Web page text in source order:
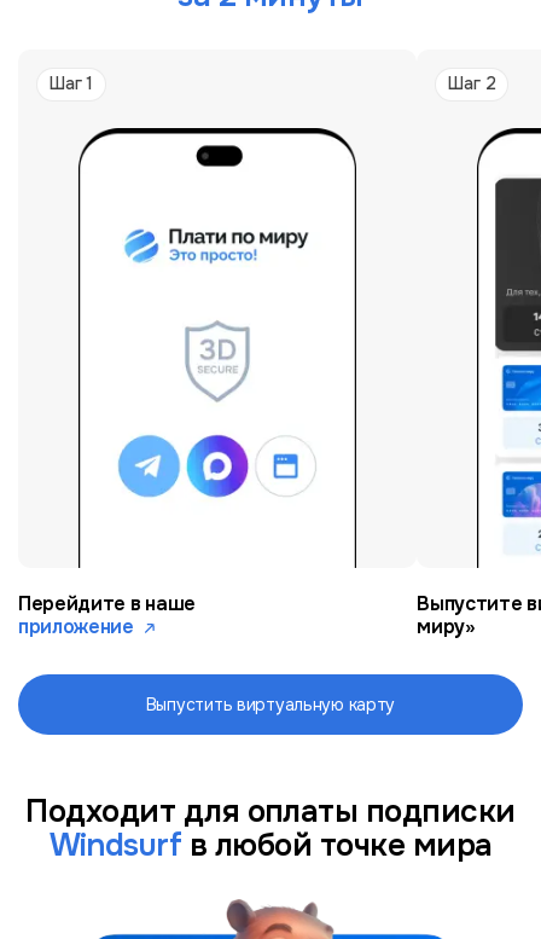
Перейдите в наше
приложение
Выпустите
миру»
Выпустить виртуальную карту
Подходит для оплаты подписки
Windsurf в любой точке мира